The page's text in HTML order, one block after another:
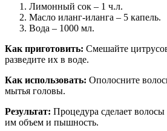
Лимонный сок – 1 ч.л.
Масло иланг-иланга – 5 капель.
Вода – 1000 мл.
Как приготовить: Смешайте
разведите их в воде.
Как использовать: Ополосните
мытья головы.
Результат: Процедура сделает
им объем и пышность.